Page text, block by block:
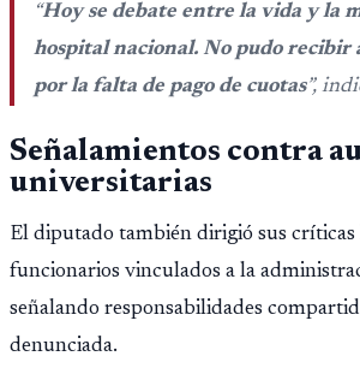
“Hoy se debate entre la vida y la
hospital nacional. No pudo recibir
por la falta de pago de cuotas”,
Señalamientos contra
universitarias
El diputado también dirigió sus críticas
funcionarios vinculados a la
señalando responsabilidades
denunciada.